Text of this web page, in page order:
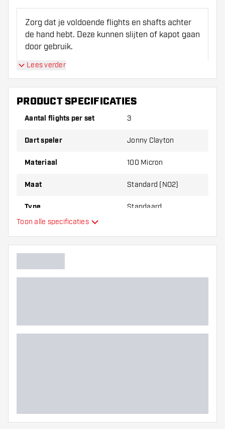
Zorg dat je voldoende flights en shafts achter
de hand hebt. Deze kunnen slijten of kapot gaan
door gebruik.
dikte van de flights om erachter te komen
welke variant het beste bij je past!
Lees verder
PRODUCT SPECIFICATIES
Aantal flights per set 3
Dart speler Jonny Clayton
Materiaal 100 Micron
Maat Standard (NO2)
Type Standaard
Extra kleuren
Toon alle specificaties